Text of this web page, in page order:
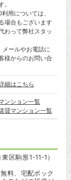
用については、
場合もございます
わって弊社スタッ
ールやお電話に
様からのお問い合
細はこちら
ンション一覧
貸マンション一覧
区駒形1-11-1）
料、宅配ボック